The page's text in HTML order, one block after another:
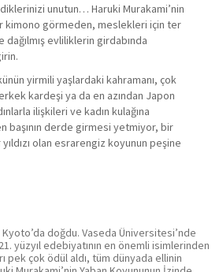
unutun… Haruki Murakami’nin
kimono görmeden, meslekleri için ter
evliliklerin girdabında
yirmili yaşlardaki kahramanı, çok
kardeşi ya da en azından Japon
ilişkileri ve kadın kulağına
başının derde girmesi yetmiyor, bir
olan esrarengiz koyunun peşine
Kyoto’da doğdu. Vaseda Üniversitesi’nde
yüzyıl edebiyatının en önemli isimlerinden
pek çok ödül aldı, tüm dünyada ellinin